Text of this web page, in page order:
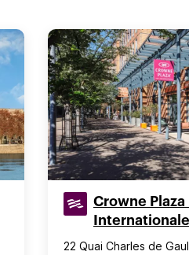
Crowne Plaza
Internationale
22 Quai Charles de